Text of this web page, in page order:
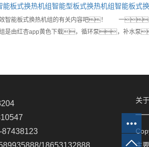
能板式换热机组智能型板式换热机组智能板式
智能板式换热机组的有关内容吧！ 一
组是由红杏app黄色下载，循环泵，补
关
主